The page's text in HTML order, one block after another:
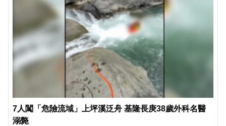
7人闖「危險流域」上坪溪泛舟 基隆長庚38歲外科名醫
溺斃